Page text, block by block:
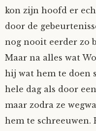
kon zijn hoofd er
door de
nog nooit eerder zo
Maar na alles wat
hij wat hem te doen
hele dag als door
maar zodra ze
hem te